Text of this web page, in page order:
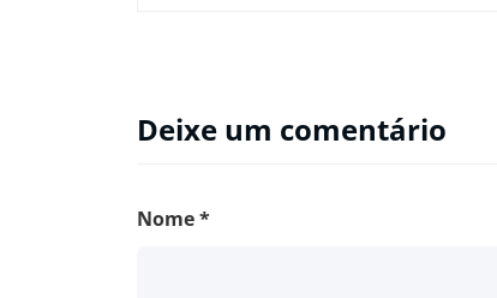
Deixe um comentário
Nome*